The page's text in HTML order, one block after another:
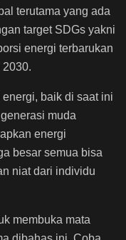
terutama yang ada
target SDGs yakni
energi terbarukan
baik di saat ini
muda
energi
besar semua bisa
niat dari individu
membuka mata